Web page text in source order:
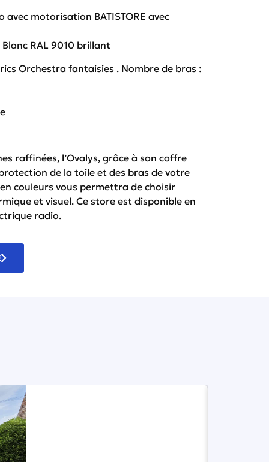
motorisation BATISTORE avec
RAL 9010 brillant
Orchestra fantaisies . Nombre de bras :
raffinées, l’Ovalys, grâce à son coffre
de la toile et des bras de votre
couleurs vous permettra de choisir
et visuel. Ce store est disponible en
radio.